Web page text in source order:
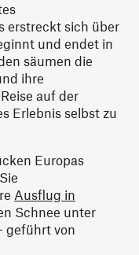
erstreckt sich über
und endet in
säumen die
ihre
auf der
Erlebnis selbst zu
Europas
Ausflug in
Schnee unter
geführt von